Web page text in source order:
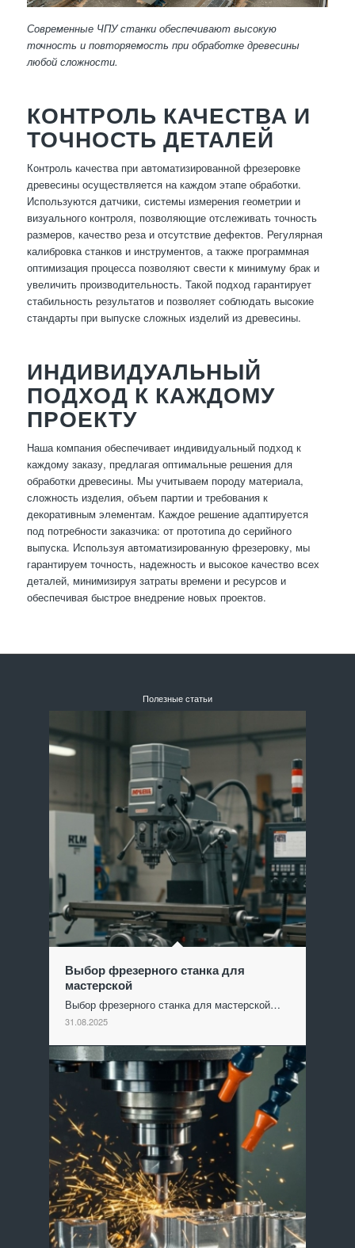
Современные ЧПУ станки обеспечивают высокую
точность и повторяемость при обработке древесины
любой сложности.
КОНТРОЛЬ КАЧЕСТВА И
ТОЧНОСТЬ ДЕТАЛЕЙ
Контроль качества при автоматизированной фрезеровке
древесины осуществляется на каждом этапе обработки.
Используются датчики, системы измерения геометрии и
визуального контроля, позволяющие отслеживать точность
размеров, качество реза и отсутствие дефектов. Регулярная
калибровка станков и инструментов, а также программная
оптимизация процесса позволяют свести к минимуму брак и
увеличить производительность. Такой подход гарантирует
стабильность результатов и позволяет соблюдать высокие
стандарты при выпуске сложных изделий из древесины.
ИНДИВИДУАЛЬНЫЙ
ПОДХОД К КАЖДОМУ
ПРОЕКТУ
Наша компания обеспечивает индивидуальный подход к
каждому заказу, предлагая оптимальные решения для
обработки древесины. Мы учитываем породу материала,
сложность изделия, объем партии и требования к
декоративным элементам. Каждое решение адаптируется
под потребности заказчика: от прототипа до серийного
выпуска. Используя автоматизированную фрезеровку, мы
гарантируем точность, надежность и высокое качество всех
деталей, минимизируя затраты времени и ресурсов и
обеспечивая быстрое внедрение новых проектов.
Полезные статьи
Выбор фрезерного станка для
мастерской
Выбор фрезерного станка для мастерской…
31.08.2025